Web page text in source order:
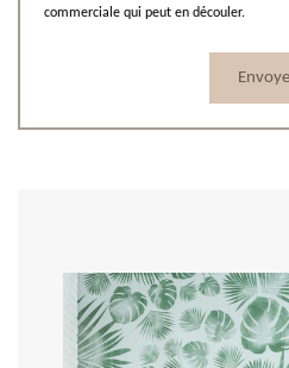
commerciale qui peut en découler.